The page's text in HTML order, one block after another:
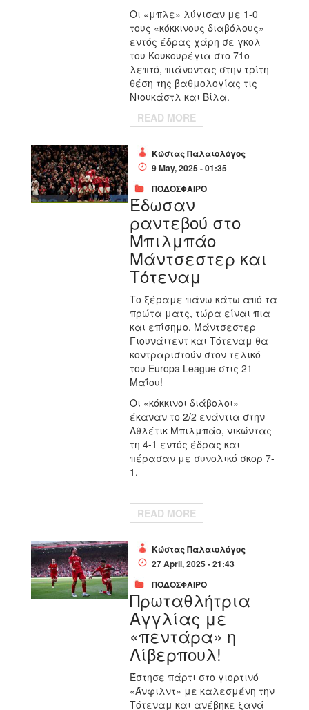
Οι «μπλε» λύγισαν με 1-0
τους «κόκκινους διαβόλους»
εντός έδρας χάρη σε γκολ
του Κουκουρέγια στο 71ο
λεπτό, πιάνοντας στην τρίτη
θέση της βαθμολογίας τις
Νιουκάστλ και Βίλα.
READ MORE
Κώστας Παλαιολόγος
9 May, 2025 - 01:35
ΠΟΔΟΣΦΑΙΡΟ
Έδωσαν
ραντεβού στο
Μπιλμπάο
Μάντσεστερ και
Τότεναμ
Το ξέραμε πάνω κάτω από τα
πρώτα ματς, τώρα είναι πια
και επίσημο. Μάντσεστερ
Γιουνάιτεντ και Τότεναμ θα
κοντραριστούν στον τελικό
του Europa League στις 21
Μαΐου!
Οι «κόκκινοι διάβολοι»
έκαναν το 2/2 ενάντια στην
Αθλέτικ Μπιλμπάο, νικώντας
τη 4-1 εντός έδρας και
πέρασαν με συνολικό σκορ 7-
1.
READ MORE
Κώστας Παλαιολόγος
27 April, 2025 - 21:43
ΠΟΔΟΣΦΑΙΡΟ
Πρωταθλήτρια
Αγγλίας με
«πεντάρα» η
Λίβερπουλ!
Έστησε πάρτι στο γιορτινό
«Άνφιλντ» με καλεσμένη την
Τότεναμ και ανέβηκε ξανά